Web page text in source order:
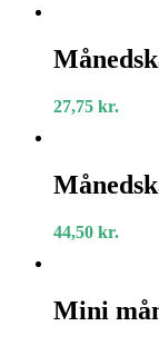
2026
blå/grå
refill
27,75 kr.
2026
med
telefontavle
44,50 kr.
månedskalender
refill
Mini